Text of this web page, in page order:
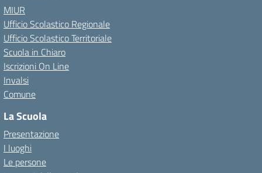
MIUR
Ufficio Scolastico Regionale
Ufficio Scolastico Territoriale
Scuola in Chiaro
Iscrizioni On Line
Invalsi
Comune
La Scuola
Presentazione
I luoghi
Le persone